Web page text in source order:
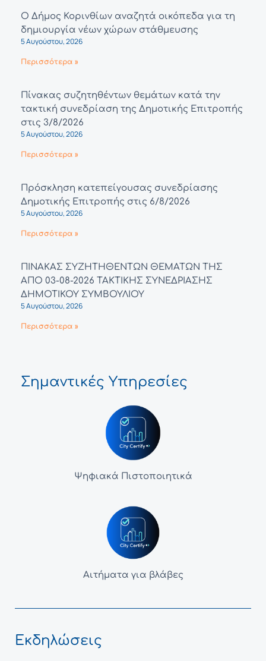
Ο Δήμος Κορινθίων αναζητά οικόπεδα για τη
δημιουργία νέων χώρων στάθμευσης
5 Αυγούστου, 2026
Περισσότερα »
Πίνακας συζητηθέντων θεμάτων κατά την
τακτική συνεδρίαση της Δημοτικής Επιτροπής
στις 3/8/2026
5 Αυγούστου, 2026
Περισσότερα »
Πρόσκληση κατεπείγουσας συνεδρίασης
Δημοτικής Επιτροπής στις 6/8/2026
5 Αυγούστου, 2026
Περισσότερα »
ΠΙΝΑΚΑΣ ΣΥΖΗΤΗΘΕΝΤΩΝ ΘΕΜΑΤΩΝ ΤΗΣ
ΑΠΟ 03-08-2026 ΤΑΚΤΙΚΗΣ ΣΥΝΕΔΡΙΑΣΗΣ
ΔΗΜΟΤΙΚΟΥ ΣΥΜΒΟΥΛΙΟΥ
5 Αυγούστου, 2026
Περισσότερα »
Σημαντικές Υπηρεσίες
Ψηφιακά Πιστοποιητικά
Αιτήματα για βλάβες
Εκδηλώσεις